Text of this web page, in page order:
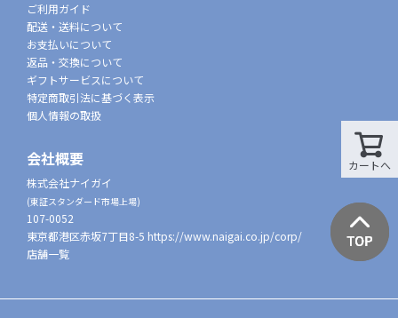
カートへ
ご利用ガイド
配送・送料について
お支払いについて
返品・交換について
ギフトサービスについて
特定商取引法に基づく表示
個人情報の取扱
会社概要
株式会社ナイガイ
(東証スタンダード市場上場)
107-0052
東京都港区赤坂7丁目8-5 https://www.naigai.co.jp/corp/
店舗一覧